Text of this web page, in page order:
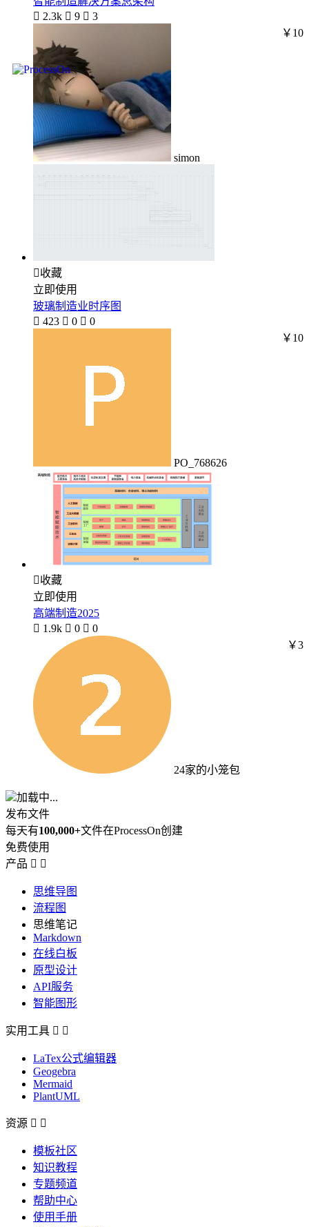
 2.3k  9  3
simon
￥10
收藏
立即使用
玻璃制造业时序图
 423  0  0
PO_768626
￥10
收藏
立即使用
高端制造2025
 1.9k  0  0
24家的小笼包
￥3
加载中...
发布文件
每天有100,000+文件在ProcessOn创建
免费使用
产品  
思维导图
流程图
思维笔记
Markdown
在线白板
原型设计
API服务
智能图形
实用工具  
LaTex公式编辑器
Geogebra
Mermaid
PlantUML
资源  
模板社区
知识教程
专题频道
帮助中心
使用手册